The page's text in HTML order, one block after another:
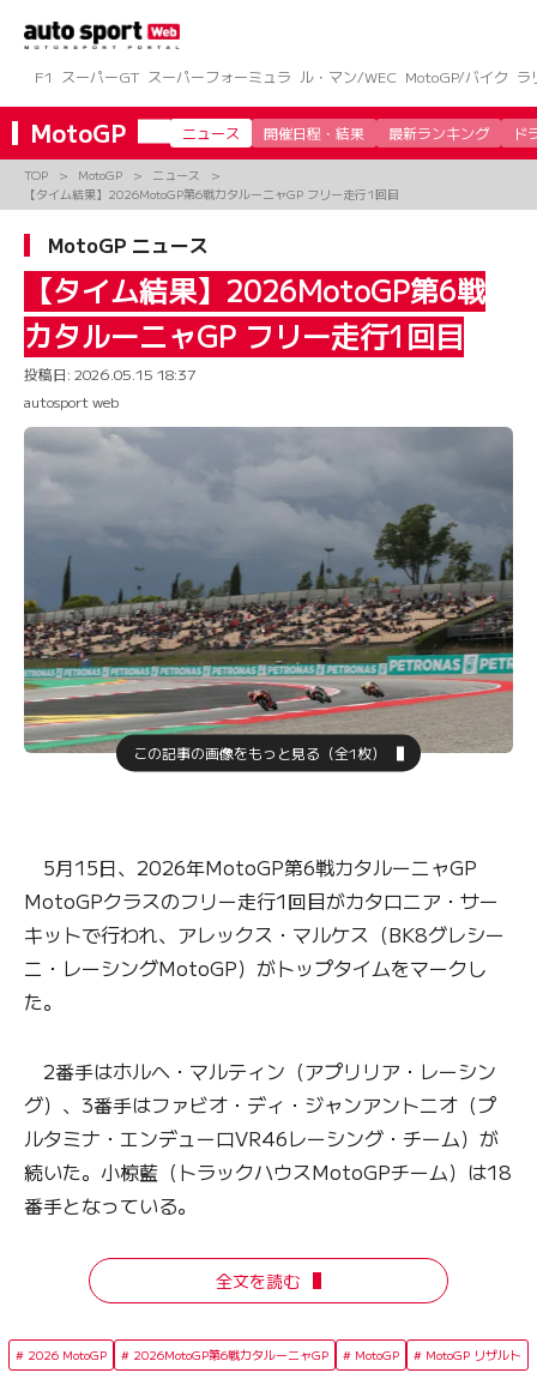
ツ
へ
ス
キ
プ
F1 スーパーGT スーパーフォーミュラ ル・マン/WEC MotoGP/バイク ラ
MotoGP ニュース 開催日程・結果 最新ランキング ド
TOP MotoGP
ニュース
【タイム結果】2026MotoGP第6戦カタルーニャGP フリー走行1回目
MotoGP ニュース
【タイム結果】2026MotoGP第6戦
カタルーニャGP フリー走行1回目
投稿日: 2026.05.15 18:37
autosport web
この記事の画像をもっと見る（全1枚）
5月15日、2026年MotoGP第6戦カタルーニャGP
MotoGPクラスのフリー走行1回目がカタロニア・サー
キットで行われ、アレックス・マルケス（BK8グレシー
ニ・レーシングMotoGP）がトップタイムをマークし
た。
2番手はホルヘ・マルティン（アプリリア・レーシン
グ）、3番手はファビオ・ディ・ジャンアントニオ（プ
ルタミナ・エンデューロVR46レーシング・チーム）が
続いた。小椋藍（トラックハウスMotoGPチーム）は18
番手となっている。
全文を読む
2026 MotoGP 2026MotoGP第6戦カタルーニャGP MotoGP MotoGP リザルト